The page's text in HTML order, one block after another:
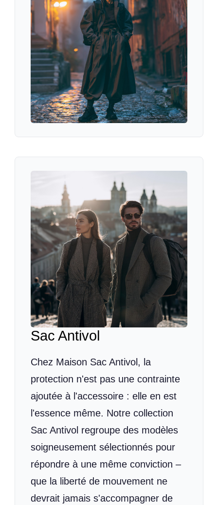
Sac Antivol
Chez Maison Sac Antivol, la
protection n'est pas une contrainte
ajoutée à l'accessoire : elle en est
l'essence même. Notre collection
Sac Antivol regroupe des modèles
soigneusement sélectionnés pour
répondre à une même conviction –
que la liberté de mouvement ne
devrait jamais s'accompagner de